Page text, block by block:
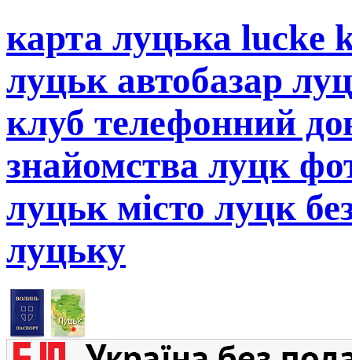
карта луцька lucke
луцьк автобазар
клуб телефонний
знайомства луцк
луцьк місто луцк
луцьку